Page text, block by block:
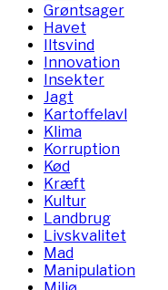
Grøntsager
Havet
Iltsvind
Innovation
Insekter
Jagt
Kartoffelavl
Klima
Korruption
Kød
Kræft
Kultur
Landbrug
Livskvalitet
Mad
Manipulation